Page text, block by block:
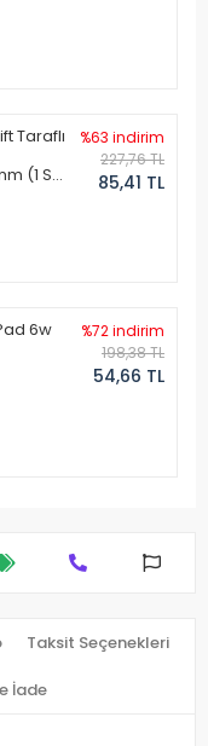
Taraflı
(1 Set
%63 indirim
227,76 TL
85,41 TL
6w
%72 indirim
198,38 TL
54,66 TL
Taksit Seçenekleri
İade